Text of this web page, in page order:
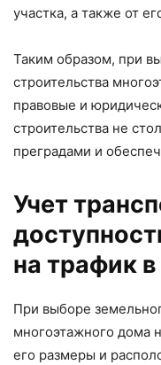
участка, а также от
Таким образом, при
строительства
правовые и
строительства не
преградами и
Учет
на трафик
При выборе
многоэтажного дома
его размеры и